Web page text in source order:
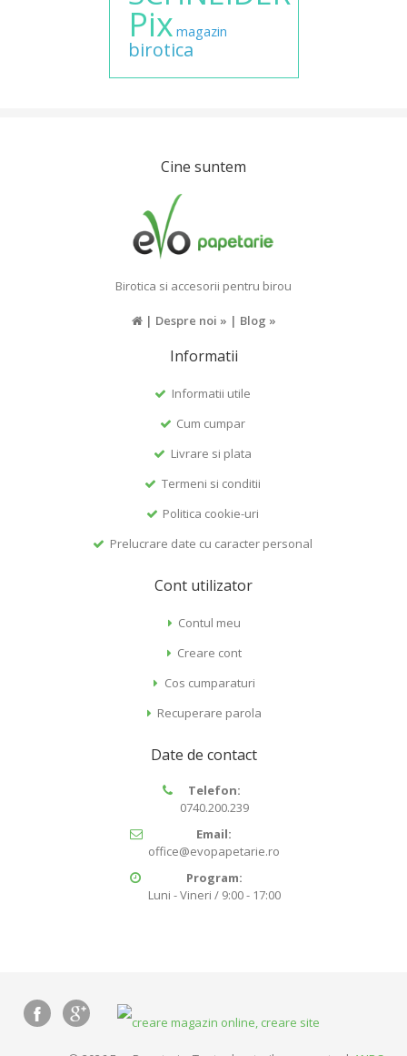
Pix magazin
birotica
Cine suntem
Birotica si accesorii pentru birou
| Despre noi » | Blog »
Informatii
Informatii utile
Cum cumpar
Livrare si plata
Termeni si conditii
Politica cookie-uri
Prelucrare date cu caracter personal
Cont utilizator
Contul meu
Creare cont
Cos cumparaturi
Recuperare parola
Date de contact
Telefon:
0740.200.239
Email:
office@evopapetarie.ro
Program:
Luni - Vineri / 9:00 - 17:00